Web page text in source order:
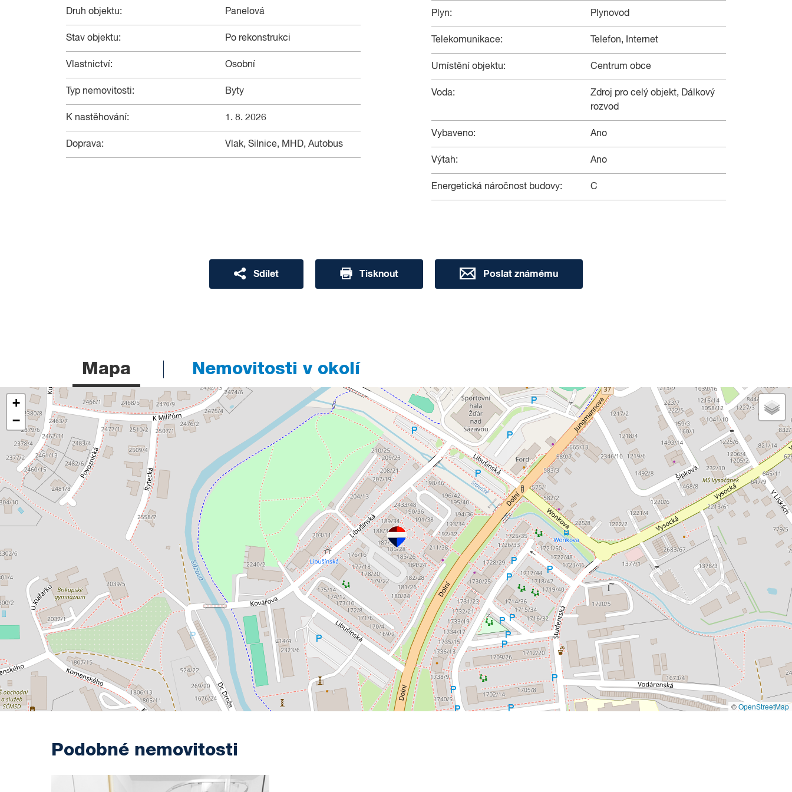
Druh objektu: Panelová
Stav objektu: Po rekonstrukci
Vlastnictví: Osobní
Typ nemovitosti: Byty
K nastěhování: 1. 8. 2026
Doprava: Vlak, Silnice, MHD, Autobus
Plyn: Plynovod
Telekomunikace: Telefon, Internet
Umístění objektu: Centrum obce
Voda:
Zdroj pro celý objekt, Dálkový
rozvod
Vybaveno: Ano
Výtah: Ano
Energetická náročnost budovy: C
Sdílet Tisknout Poslat známému
Mapa Nemovitosti v okolí
+
−
©OpenStreetMap
Podobné nemovitosti